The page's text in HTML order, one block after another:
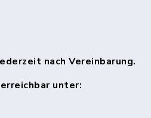
nach Vereinbarung.
unter: